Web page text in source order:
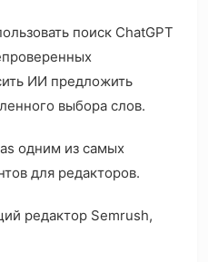
поиск ChatGPT
ИИ предложить
выбора слов.
одним из самых
для редакторов.
редактор Semrush,